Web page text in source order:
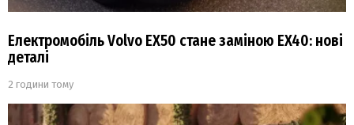
Електромобіль Volvo EX50 стане заміною EX40: нові
деталі
2 години тому